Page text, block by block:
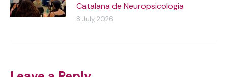
Catalana de Neuropsicologia
8 July, 2026